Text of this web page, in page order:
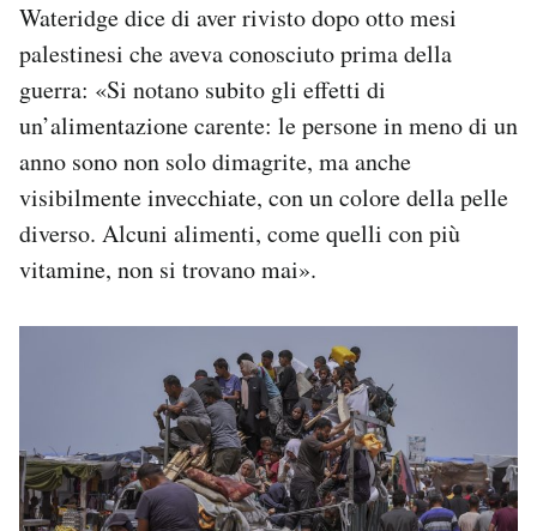
Wateridge dice di aver rivisto dopo otto mesi
palestinesi che aveva conosciuto prima della
guerra: «Si notano subito gli effetti di
un’alimentazione carente: le persone in meno di un
anno sono non solo dimagrite, ma anche
visibilmente invecchiate, con un colore della pelle
diverso. Alcuni alimenti, come quelli con più
vitamine, non si trovano mai».